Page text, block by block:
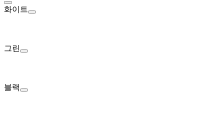
화이트
그린
블랙